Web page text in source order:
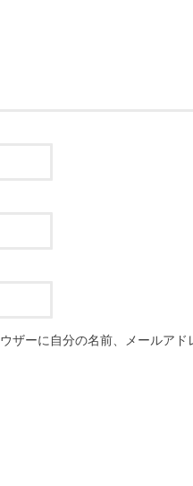
ザーに自分の名前、メールアド